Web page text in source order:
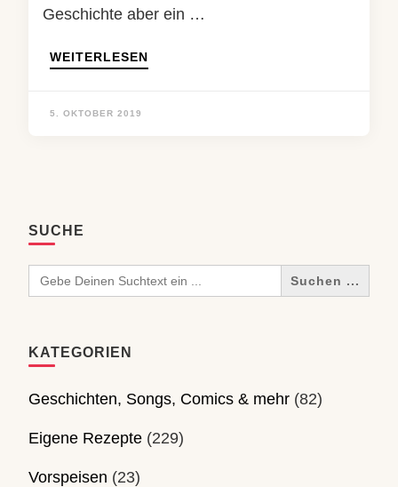
Geschichte aber ein …
WEITERLESEN
5. OKTOBER 2019
SUCHE
Search
for:
KATEGORIEN
Geschichten, Songs, Comics & mehr (82)
Eigene Rezepte (229)
Vorspeisen (23)